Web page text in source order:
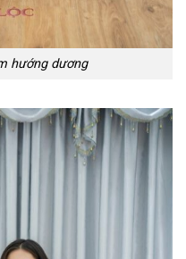
hướng dương